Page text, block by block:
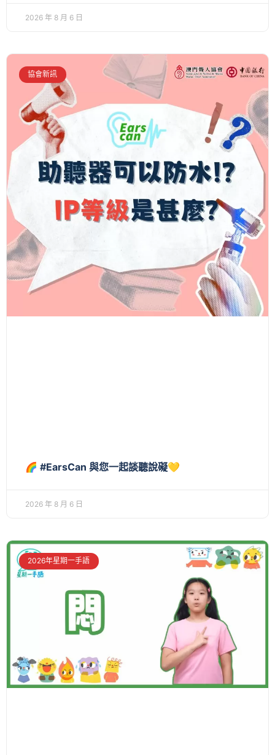
2026 年 8 月 6 日
協會新訊
🌈 #EarsCan 與您一起談聽說礙💛
2026 年 8 月 6 日
2026年星期一手語